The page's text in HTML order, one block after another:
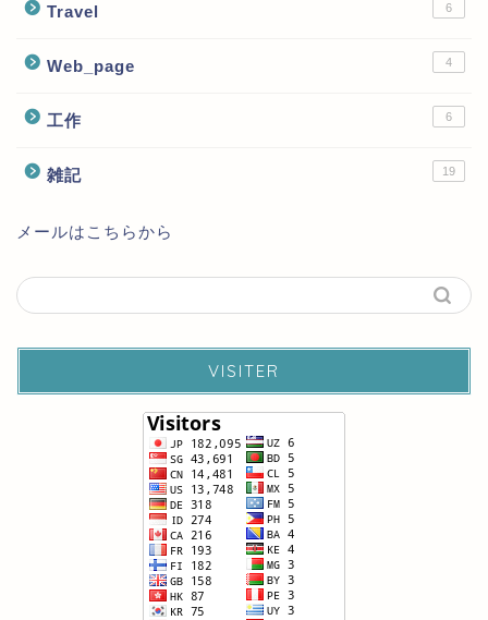
Travel 6
Web_page 4
工作 6
雑記 19
メールはこちらから
VISITER